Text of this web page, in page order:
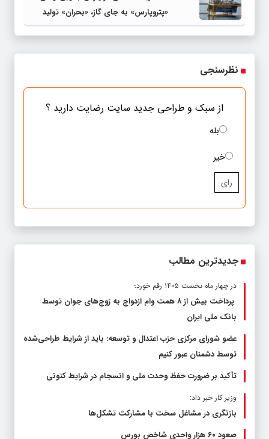
«پتروپارس» به جای گاز، «بحران» تولید
می‌کند
نظرسنجی
از سبک و طراحی جدید سایت رضایت دارید ؟
بله
خیر
رای
جدیدترین مطالب
در چهار ماه نخست ۱۴۰۵ رقم خورد؛
پرداخت بیش از ۸ همت وام ازدواج به زوج‌های جوان توسط
بانک ملی ایران
عضو شورای مرکزی حزب اعتدال و توسعه: باید از شرایط طراحی‌شده
توسط دشمنان عبور کنیم
تأکید بر ضرورت حفظ وحدت ملی و انسجام در شرایط کنونی
وزیر کار خبر داد:
بازنگری در مشاغل سخت با مشارکت تشکل‌ها
صعود ۶۰ هزار واحدی شاخص بورس